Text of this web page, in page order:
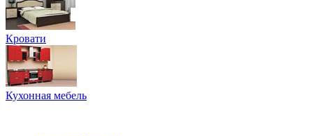
Кровати
Кухонная мебель